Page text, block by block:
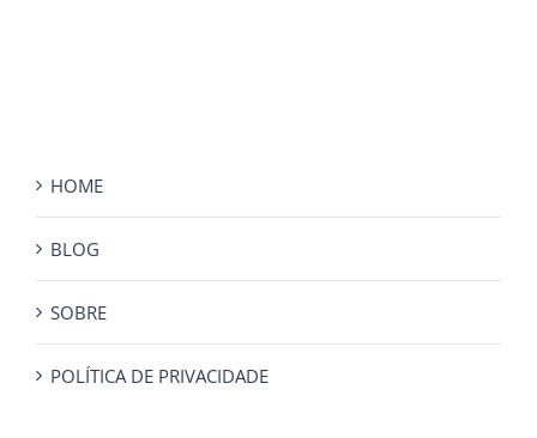
HOME
BLOG
SOBRE
POLÍTICA DE PRIVACIDADE